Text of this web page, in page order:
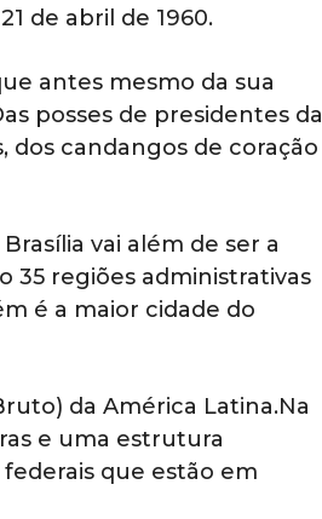
de abril de 1960.
antes mesmo da sua
posses de presidentes da
dos candangos de coração
vai além de ser a
35 regiões administrativas
é a maior cidade do
da América Latina.Na
e uma estrutura
federais que estão em